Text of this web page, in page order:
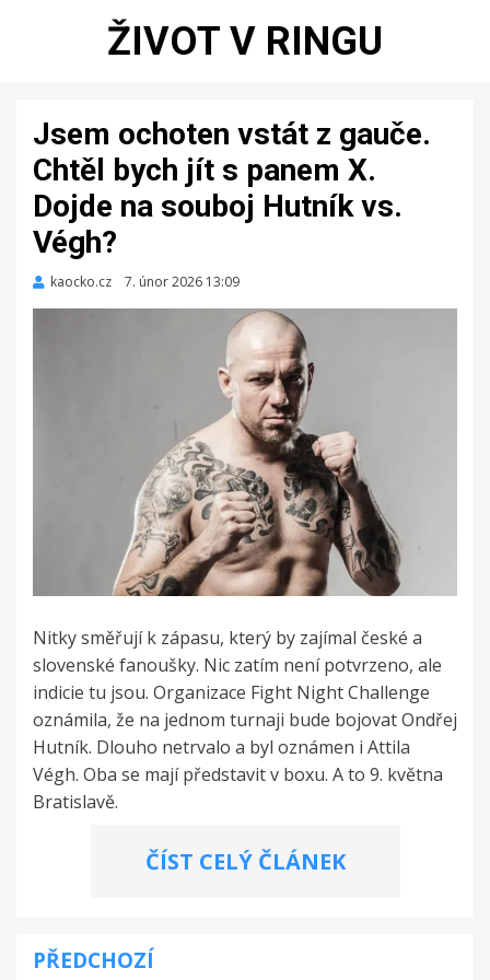
ŽIVOT V RINGU
Jsem ochoten vstát z gauče.
Chtěl bych jít s panem X.
Dojde na souboj Hutník vs.
Végh?
kaocko.cz
Zveřejněno
7. únor 2026 13:09
Nitky směřují k zápasu, který by zajímal české a
slovenské fanoušky. Nic zatím není potvrzeno, ale
indicie tu jsou. Organizace Fight Night Challenge
oznámila, že na jednom turnaji bude bojovat Ondřej
Hutník. Dlouho netrvalo a byl oznámen i Attila
Végh. Oba se mají představit v boxu. A to 9. května
Bratislavě.
ČÍST CELÝ ČLÁNEK
Navigace
PŘEDCHOZÍ